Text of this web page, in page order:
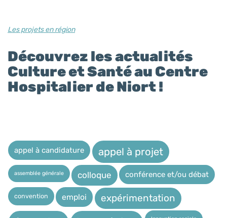
Les projets en région
Découvrez les actualités
Culture et Santé au Centre
Hospitalier de Niort !
appel à candidature appel à projet
assemblée générale colloque conférence et/ou débat
convention emploi expérimentation